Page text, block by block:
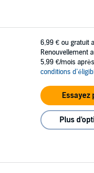
6,99 € ou gratuit
Renouvellement
5,99 €/mois
conditions
Essayez
Plus